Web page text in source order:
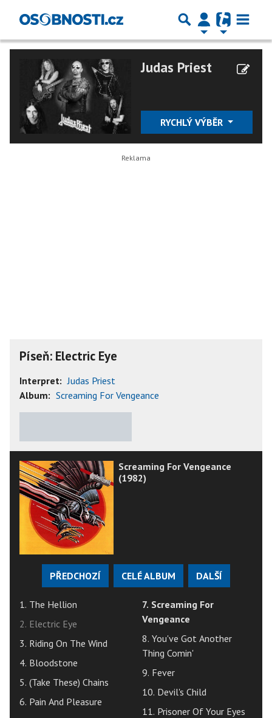
Judas Priest
RYCHLÝ VÝBĚR
Píseň: Electric Eye
Interpret: Judas Priest
Album: Screaming For Vengeance
Screaming For Vengeance
(1982)
PŘEDCHOZÍ CELÉ ALBUM DALŠÍ
1. The Hellion
2. Electric Eye
3. Riding On The Wind
4. Bloodstone
5. (Take These) Chains
6. Pain And Pleasure
7. Screaming For
Vengeance
8. You've Got Another
Thing Comin'
9. Fever
10. Devil's Child
11. Prisoner Of Your Eyes